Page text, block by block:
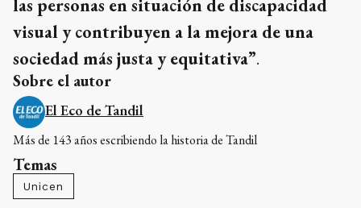
las personas en situación de discapacidad
visual y contribuyen a la mejora de una
sociedad más justa y equitativa”.
Sobre el autor
El Eco de Tandil
Más de 143 años escribiendo la historia de Tandil
Temas
Unicen